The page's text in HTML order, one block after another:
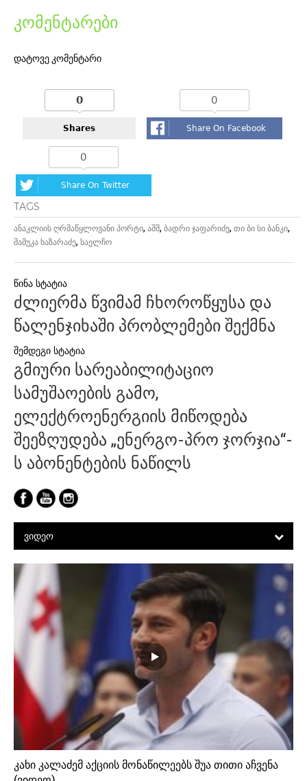
კომენტარები
დატოვე კომენტარი
0
Shares
0
Share On Facebook
0
Share On Twitter
TAGS
ანაკლიის ღრმაწყლოვანი პორტი, აშშ, ბადრი ჯაფარიძე, თი ბი სი ბანკი,
მამუკა ხაზარაძე, საელჩო
პოსტის
ნავიგაცია
ძლიერმა წვიმამ ჩხოროწყუსა და
წალენჯიხაში პრობლემები შექმნა
გმიური სარეაბილიტაციო
სამუშაოების გამო,
ელექტროენერგიის მიწოდება
შეეზღუდება „ენერგო-პრო ჯორჯია“-
ს აბონენტების ნაწილს
ᲕᲘᲓᲔᲝ
კახი კალაძემ აქციის მონაწილეებს შუა თითი აჩვენა